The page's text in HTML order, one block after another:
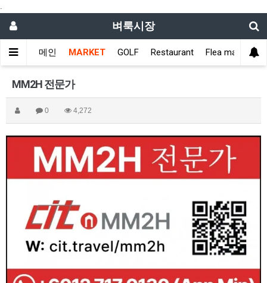
.
벼룩시장
메인 MARKET GOLF Restaurant Flea market
MM2H 전문가
0 4,272